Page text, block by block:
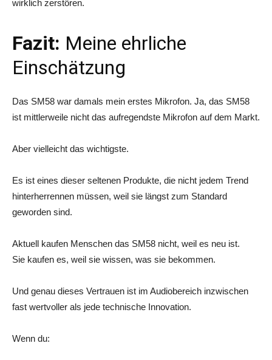
wirklich zerstören.
Fazit: Meine ehrliche
Einschätzung
Das SM58 war damals mein erstes Mikrofon. Ja, das SM58
ist mittlerweile nicht das aufregendste Mikrofon auf dem Markt.
Aber vielleicht das wichtigste.
Es ist eines dieser seltenen Produkte, die nicht jedem Trend
hinterherrennen müssen, weil sie längst zum Standard
geworden sind.
Aktuell kaufen Menschen das SM58 nicht, weil es neu ist.
Sie kaufen es, weil sie wissen, was sie bekommen.
Und genau dieses Vertrauen ist im Audiobereich inzwischen
fast wertvoller als jede technische Innovation.
Wenn du: